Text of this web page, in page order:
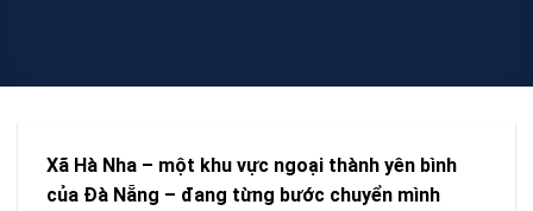
Xã Hà Nha – một khu vực ngoại thành yên bình
của Đà Nẵng – đang từng bước chuyển mình